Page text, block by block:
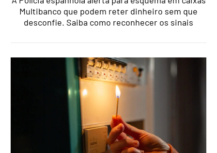
Multibanco que podem reter dinheiro sem que
desconfie. Saiba como reconhecer os sinais